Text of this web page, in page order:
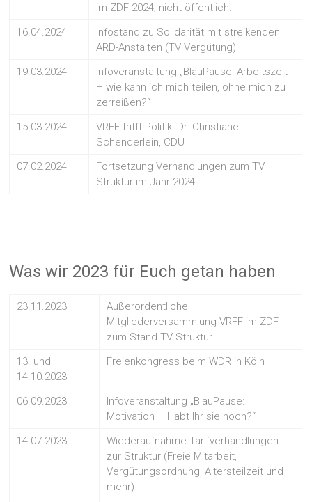
im ZDF 2024; nicht öffentlich.
16.04.2024
Infostand zu Solidarität mit streikenden
ARD-Anstalten (TV Vergütung)
19.03.2024
Infoveranstaltung „BlauPause: Arbeitszeit
– wie kann ich mich teilen, ohne mich zu
zerreißen?“
15.03.2024
VRFF trifft Politik: Dr. Christiane
Schenderlein, CDU
07.02.2024
Fortsetzung Verhandlungen zum TV
Struktur im Jahr 2024
Was wir 2023 für Euch getan haben
23.11.2023
Außerordentliche
Mitgliederversammlung VRFF im ZDF
zum Stand TV Struktur
13. und
14.10.2023
Freienkongress beim WDR in Köln
06.09.2023
Infoveranstaltung „BlauPause:
Motivation – Habt Ihr sie noch?“
14.07.2023
Wiederaufnahme Tarifverhandlungen
zur Struktur (Freie Mitarbeit,
Vergütungsordnung, Altersteilzeit und
mehr)